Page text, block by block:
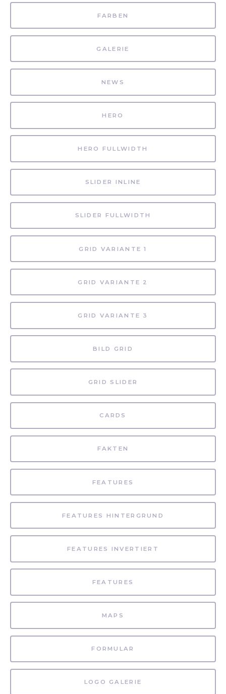
FARBEN
GALERIE
NEWS
HERO
HERO FULLWIDTH
SLIDER INLINE
SLIDER FULLWIDTH
GRID VARIANTE 1
GRID VARIANTE 2
GRID VARIANTE 3
BILD GRID
GRID SLIDER
CARDS
FAKTEN
FEATURES
FEATURES HINTERGRUND
FEATURES INVERTIERT
FEATURES
MAPS
FORMULAR
LOGO GALERIE